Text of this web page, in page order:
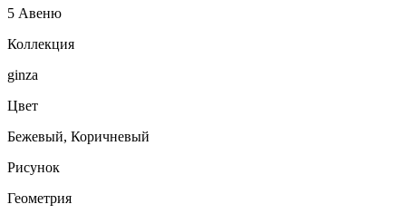
5 Авеню
Коллекция
ginza
Цвет
Бежевый, Коричневый
Рисунок
Геометрия